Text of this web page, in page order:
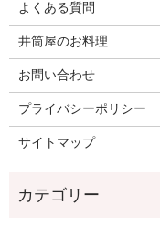
よくある質問
井筒屋のお料理
お問い合わせ
プライバシーポリシー
サイトマップ